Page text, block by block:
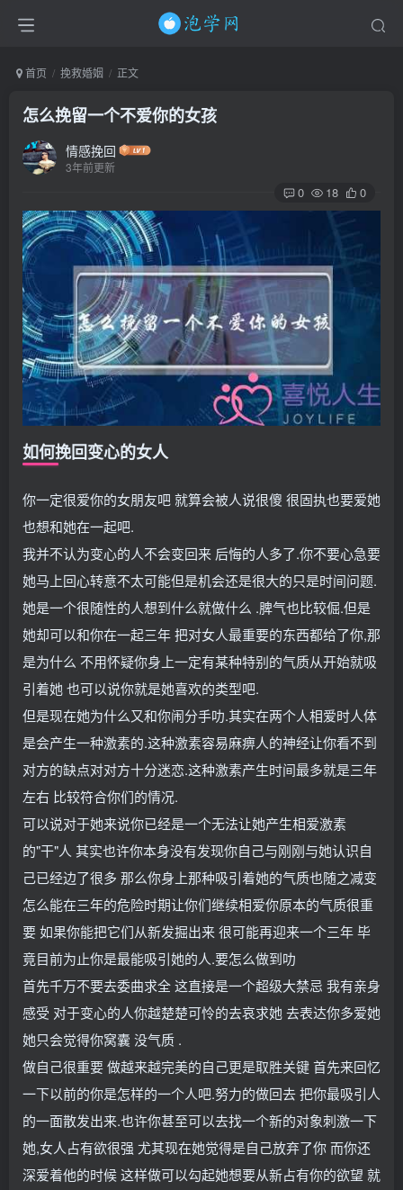
首页 挽救婚姻 正文
怎么挽留一个不爱你的女孩
情感挽回
3年前更新
0 18 0
如何挽回变心的女人
你一定很爱你的女朋友吧 就算会被人说很傻 很固执也要爱她
也想和她在一起吧.
我并不认为变心的人不会变回来 后悔的人多了.你不要心急要
她马上回心转意不太可能但是机会还是很大的只是时间问题.
她是一个很随性的人想到什么就做什么 .脾气也比较倔.但是
她却可以和你在一起三年 把对女人最重要的东西都给了你,那
是为什么 不用怀疑你身上一定有某种特别的气质从开始就吸
引着她 也可以说你就是她喜欢的类型吧.
但是现在她为什么又和你闹分手叻.其实在两个人相爱时人体
是会产生一种激素的.这种激素容易麻痹人的神经让你看不到
对方的缺点对对方十分迷恋.这种激素产生时间最多就是三年
左右 比较符合你们的情况.
可以说对于她来说你已经是一个无法让她产生相爱激素
的"干"人 其实也许你本身没有发现你自己与刚刚与她认识自
己已经边了很多 那么你身上那种吸引着她的气质也随之减变
怎么能在三年的危险时期让你们继续相爱你原本的气质很重
要 如果你能把它们从新发掘出来 很可能再迎来一个三年 毕
竟目前为止你是最能吸引她的人.要怎么做到叻
首先千万不要去委曲求全 这直接是一个超级大禁忌 我有亲身
感受 对于变心的人你越楚楚可怜的去哀求她 去表达你多爱她
她只会觉得你窝囊 没气质 .
做自己很重要 做越来越完美的自己更是取胜关键 首先来回忆
一下以前的你是怎样的一个人吧.努力的做回去 把你最吸引人
的一面散发出来.也许你甚至可以去找一个新的对象刺激一下
她,女人占有欲很强 尤其现在她觉得是自己放弃了你 而你还
深爱着他的时候 这样做可以勾起她想要从新占有你的欲望 就